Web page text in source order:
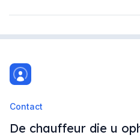
Contact
De chauffeur die u